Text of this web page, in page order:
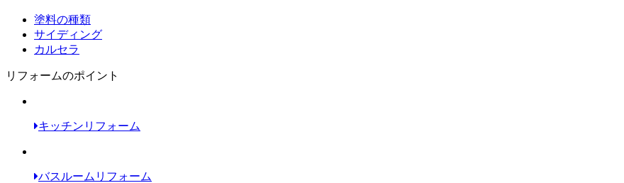
塗料の種類
サイディング
カルセラ
リフォームのポイント
キッチンリフォーム
バスルームリフォーム